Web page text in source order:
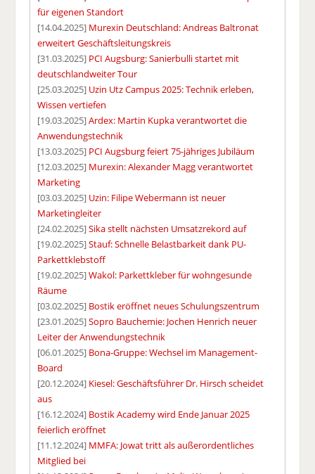
für eigenen Standort
[14.04.2025] Murexin Deutschland: Andreas Baltronat
erweitert Geschäftsleitungskreis
[31.03.2025] PCI Augsburg: Sanierbulli startet mit
deutschlandweiter Tour
[25.03.2025] Uzin Utz Campus 2025: Technik erleben,
Wissen vertiefen
[19.03.2025]Ardex: Martin Kupka verantwortet die
Anwendungstechnik
[13.03.2025] PCI Augsburg feiert 75-jähriges Jubiläum
[12.03.2025] Murexin: Alexander Magg verantwortet
Marketing
[03.03.2025] Uzin: Filipe Webermann ist neuer
Marketingleiter
[24.02.2025]Sika stellt nächsten Umsatzrekord auf
[19.02.2025]Stauf: Schnelle Belastbarkeit dank PU-
Parkettklebstoff
[19.02.2025]Wakol: Parkettkleber für wohngesunde
Räume
[03.02.2025] Bostik eröffnet neues Schulungszentrum
[23.01.2025]Sopro Bauchemie: Jochen Henrich neuer
Leiter der Anwendungstechnik
[06.01.2025] Bona-Gruppe: Wechsel im Management-
Board
[20.12.2024] Kiesel: Geschäftsführer Dr. Hirsch scheidet
aus
[16.12.2024] Bostik Academy wird Ende Januar 2025
feierlich eröffnet
[11.12.2024] MMFA: Jowat tritt als außerordentliches
Mitglied bei